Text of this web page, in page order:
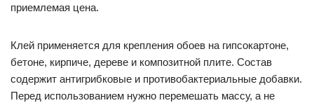
приемлемая цена.
Клей применяется для крепления обоев на гипсокартоне,
бетоне, кирпиче, дереве и композитной плите. Состав
содержит антигрибковые и противобактериальные добавки.
Перед использованием нужно перемешать массу, а не